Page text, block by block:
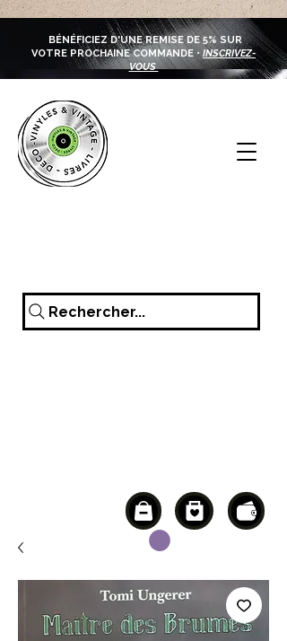
BÉNÉFICIEZ D'UNE REMISE DE 5% SUR
VOTRE PROCHAINE COMMANDE • INSCRIVEZ-
VOUS
Rechercher...